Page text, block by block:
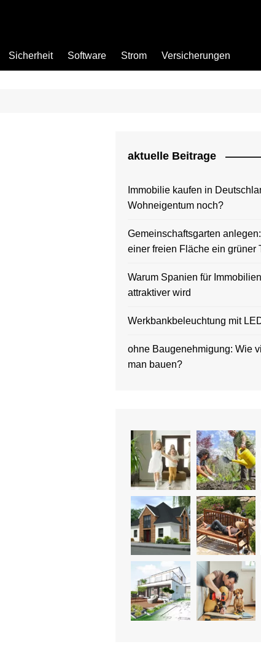
Sicherheit Software Strom Versicherungen
aktuelle Beitrage
Immobilie kaufen in
Wohneigentum noch?
Gemeinschaftsgarten
einer freien Fläche ein grüner
Warum Spanien für
attraktiver wird
Werkbankbeleuchtung mit
ohne Baugenehmigung: Wie
man bauen?